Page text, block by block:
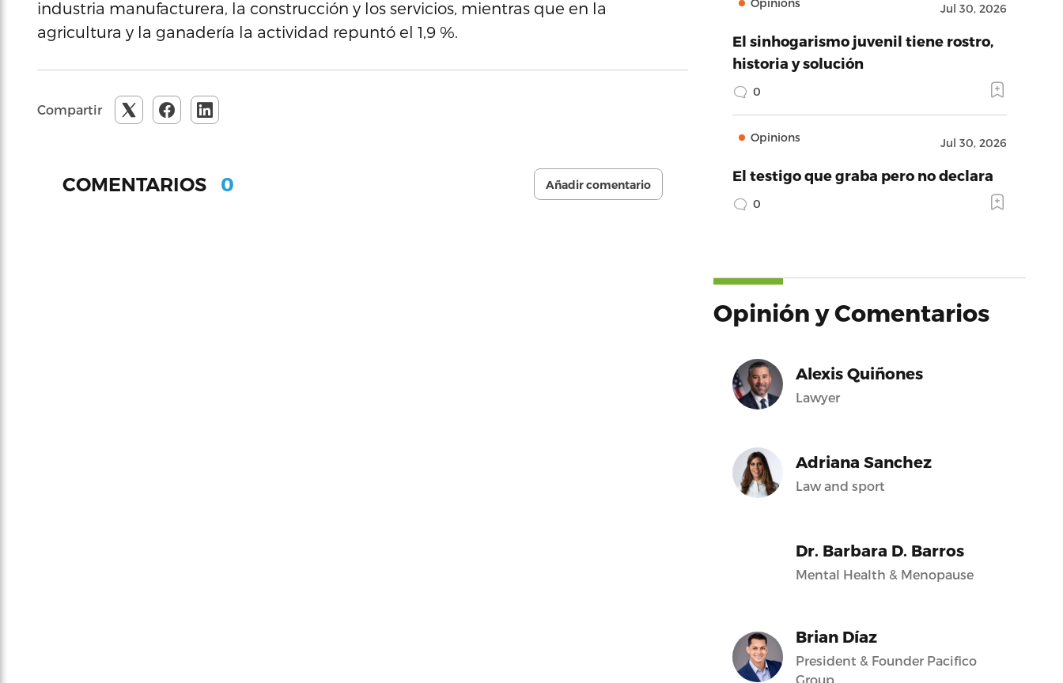
industria manufacturera, la construcción y los servicios, mientras que en la
agricultura y la ganadería la actividad repuntó el 1,9 %.
Compartir
COMENTARIOS 0 Añadir comentario
Opinions Jul 30, 2026
El sinhogarismo juvenil tiene rostro,
historia y solución
0
Opinions Jul 30, 2026
El testigo que graba pero no declara
0
Opinión y Comentarios
Alexis Quiñones
Lawyer
Adriana Sanchez
Law and sport
Dr. Barbara D. Barros
Mental Health & Menopause
Brian Díaz
President & Founder Pacifico
Group